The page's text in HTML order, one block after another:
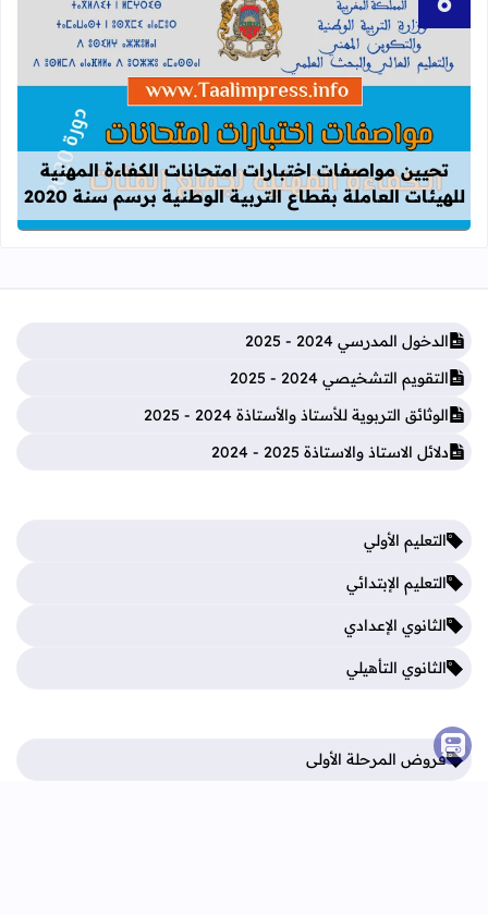
قراءة المزيد عن تحيين مواصفات
تحيين مواصفات اختبارات امتحانات الكفاءة المهنية
للهيئات العاملة بقطاع التربية الوطنية برسم سنة 2020
الدخول المدرسي 2024 - 2025
التقويم التشخيصي 2024 - 2025
الوثائق التربوية للأستاذ والأستاذة 2024 - 2025
دلائل الاستاذ والاستاذة 2025 - 2024
التعليم الأولي
التعليم الإبتدائي
الثانوي الإعدادي
الثانوي التأهيلي
فروض المرحلة الأولى